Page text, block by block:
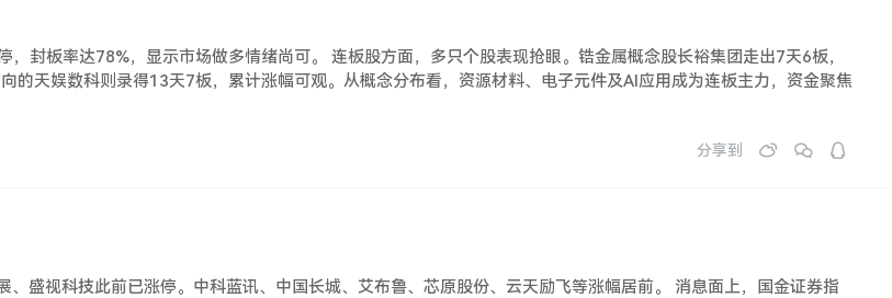
封板率达78%，显示市场做多情绪尚可。 连板股方面，多只个股表现抢眼。锆金属概念股长裕集团走出7天6板，
的天娱数科则录得13天7板，累计涨幅可观。从概念分布看，资源材料、电子元件及AI应用成为连板主力，资金聚焦
分享到
盛视科技此前已涨停。中科蓝讯、中国长城、艾布鲁、芯原股份、云天励飞等涨幅居前。 消息面上，国金证券指